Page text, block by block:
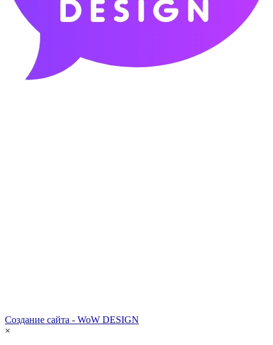
Создание сайта - WoW DESIGN
×